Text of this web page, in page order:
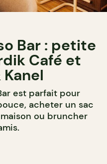
Bar : petite
Café et
est parfait pour
acheter un sac
ou bruncher